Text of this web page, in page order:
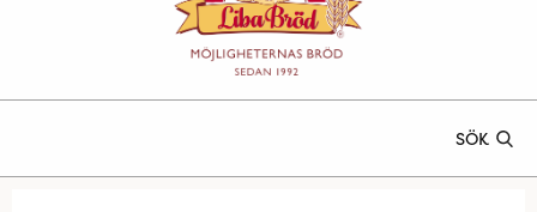
SÖK